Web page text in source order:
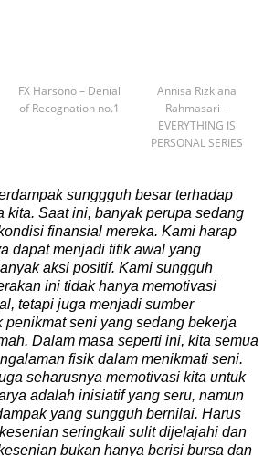
FX Harsono – Denial
of Recognation no.1
Annisa Rizkiana
Rahmasari –
EVERYTHING IS
PERSONAL SERIES
sunggguh besar terhadap
kita. Saat ini, banyak perupa sedang
finansial mereka. Kami harap
dapat menjadi titik awal yang
aksi positif. Kami sungguh
ini tidak hanya memotivasi
tetapi juga menjadi sumber
penikmat seni yang sedang bekerja
Dalam masa seperti ini, kita semua
fisik dalam menikmati seni.
seharusnya memotivasi kita untuk
adalah inisiatif yang seru, namun
yang sungguh bernilai. Harus
seringkali sulit dijelajahi dan
bukan hanya berisi bursa dan